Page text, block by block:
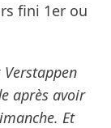
fini 1er ou
Verstappen
après avoir
Et